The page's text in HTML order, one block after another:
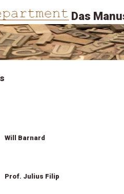
Das
Will Barnard
Prof. Julius Filip